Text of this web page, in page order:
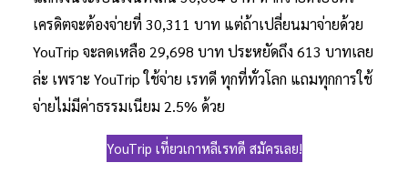
เครดิตจะต้องจ่ายที่ 30,311 บาท แต่ถ้าเปลี่ยนมาจ่ายด้วย
YouTrip จะลดเหลือ 29,698 บาท ประหยัดถึง 613 บาทเลย
ล่ะ เพราะ YouTrip ใช้จ่าย เรทดี ทุกที่ทั่วโลก แถมทุกการใช้
จ่ายไม่มีค่าธรรมเนียม 2.5% ด้วย
YouTrip เที่ยวเกาหลีเรทดี สมัครเลย!